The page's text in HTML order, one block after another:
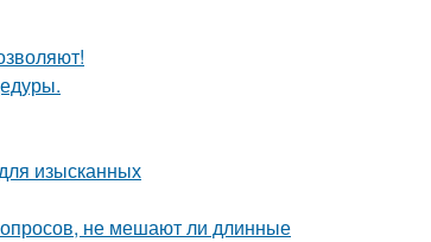
изысканных
не мешают ли длинные